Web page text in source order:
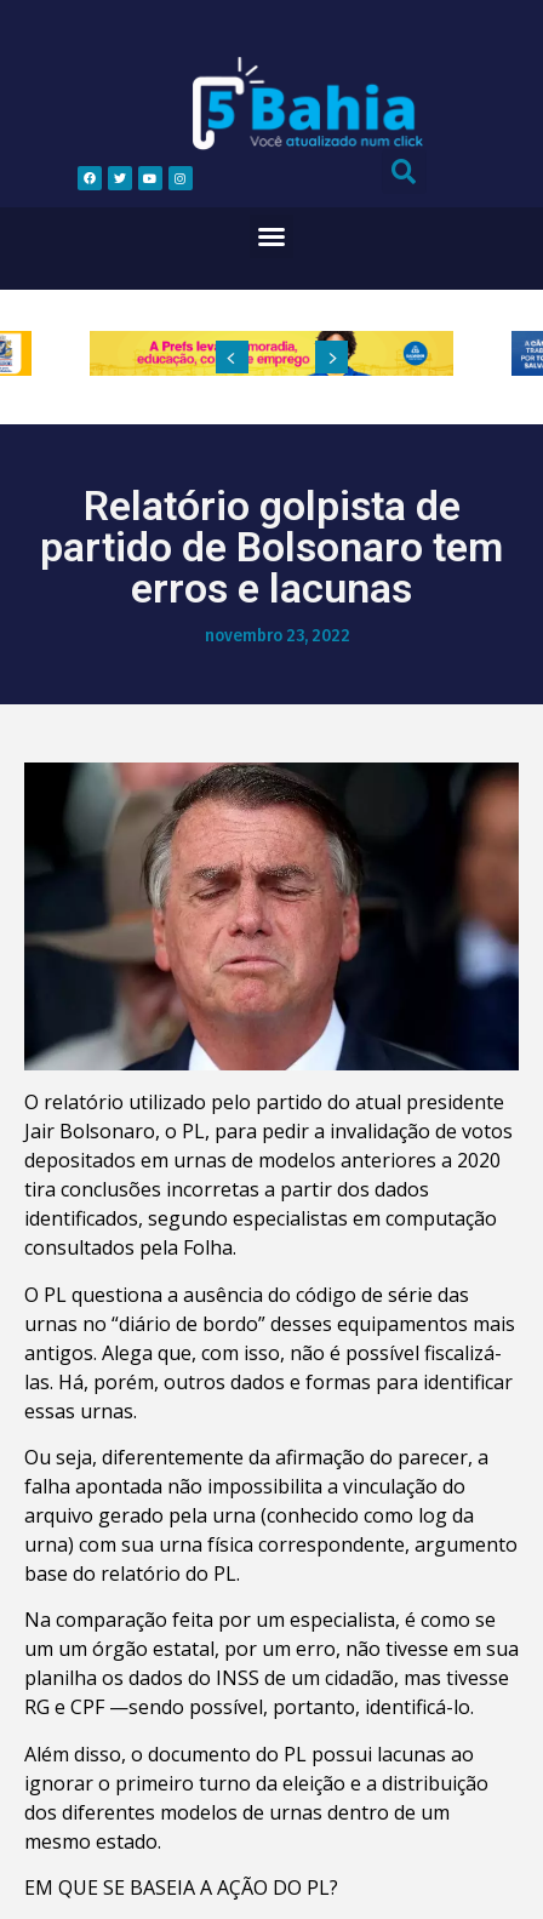
Relatório golpista de
partido de Bolsonaro tem
erros e lacunas
novembro 23, 2022
O relatório utilizado pelo partido do atual presidente
Jair Bolsonaro, o PL, para pedir a invalidação de votos
depositados em urnas de modelos anteriores a 2020
tira conclusões incorretas a partir dos dados
identificados, segundo especialistas em computação
consultados pela Folha.
O PL questiona a ausência do código de série das
urnas no “diário de bordo” desses equipamentos mais
antigos. Alega que, com isso, não é possível fiscalizá-
las. Há, porém, outros dados e formas para identificar
essas urnas.
Ou seja, diferentemente da afirmação do parecer, a
falha apontada não impossibilita a vinculação do
arquivo gerado pela urna (conhecido como log da
urna) com sua urna física correspondente, argumento
base do relatório do PL.
Na comparação feita por um especialista, é como se
um um órgão estatal, por um erro, não tivesse em sua
planilha os dados do INSS de um cidadão, mas tivesse
RG e CPF —sendo possível, portanto, identificá-lo.
Além disso, o documento do PL possui lacunas ao
ignorar o primeiro turno da eleição e a distribuição
dos diferentes modelos de urnas dentro de um
mesmo estado.
EM QUE SE BASEIA A AÇÃO DO PL?